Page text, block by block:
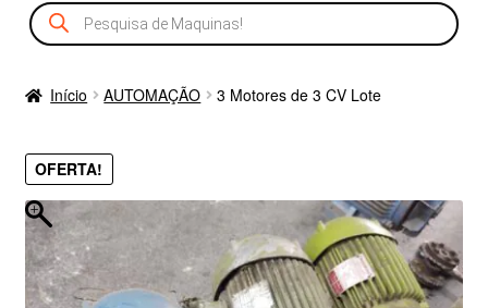
CADASTRO
Pesquisar
produtos
Início AUTOMAÇÃO 3 Motores de 3 CV Lote
OFERTA!